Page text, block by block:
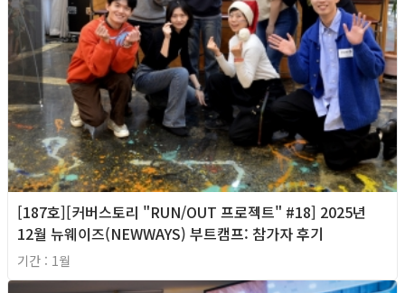
[187호][커버스토리 "RUN/OUT 프로젝트" #18] 2025년
12월 뉴웨이즈(NEWWAYS) 부트캠프: 참가자 후기
기간 : 1월